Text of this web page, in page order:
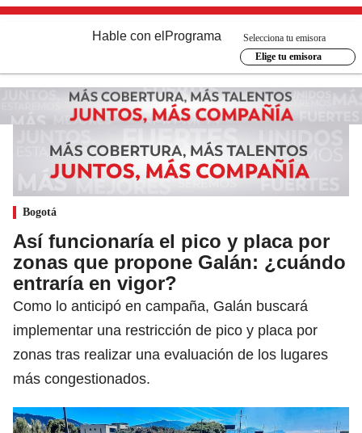
Hable con el Programa
Selecciona tu emisora
Elige tu emisora
Bogotá
Así funcionaría el pico y placa por
zonas que propone Galán: ¿cuándo
entraría en vigor?
Como lo anticipó en campaña, Galán buscará
implementar una restricción de pico y placa por
zonas tras realizar una evaluación de los lugares
más congestionados.